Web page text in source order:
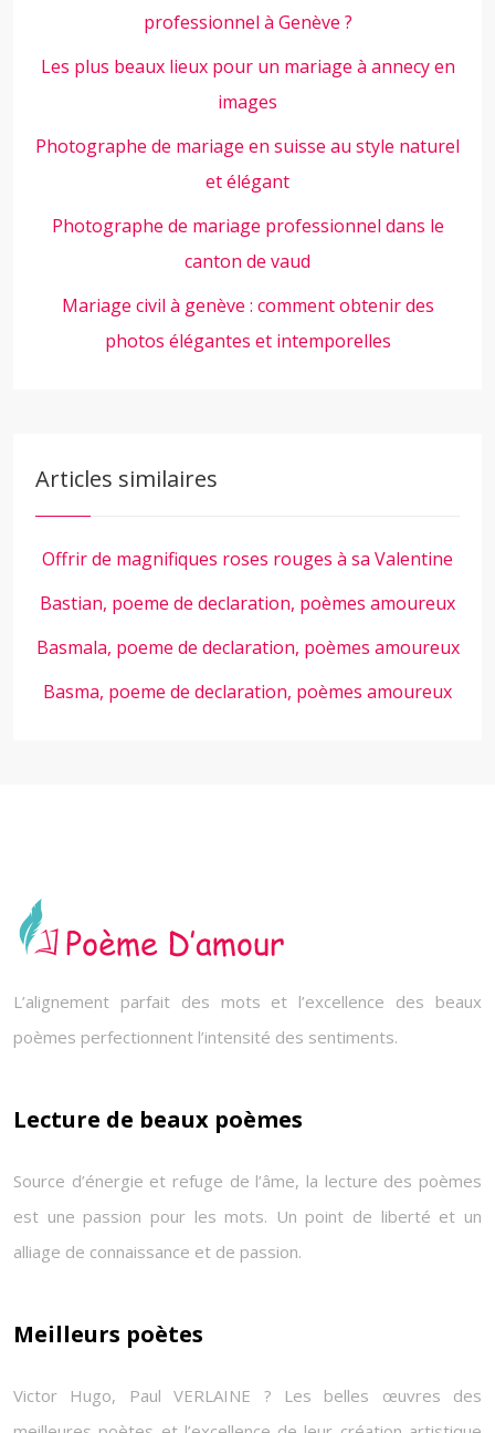
professionnel à Genève ?
Les plus beaux lieux pour un mariage à annecy en
images
Photographe de mariage en suisse au style naturel
et élégant
Photographe de mariage professionnel dans le
canton de vaud
Mariage civil à genève : comment obtenir des
photos élégantes et intemporelles
Articles similaires
Offrir de magnifiques roses rouges à sa Valentine
Bastian, poeme de declaration, poèmes amoureux
Basmala, poeme de declaration, poèmes amoureux
Basma, poeme de declaration, poèmes amoureux
L’alignement parfait des mots et l’excellence des beaux
poèmes perfectionnent l’intensité des sentiments.
Lecture de beaux poèmes
Source d’énergie et refuge de l’âme, la lecture des poèmes
est une passion pour les mots. Un point de liberté et un
alliage de connaissance et de passion.
Meilleurs poètes
Victor Hugo, Paul VERLAINE ? Les belles œuvres des